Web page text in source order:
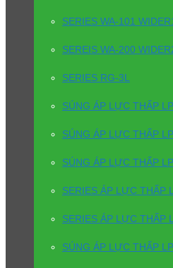
SERIES WA-101
SEREIS WA-200
SERIES RG-3L
SÚNG ÁP LỰC THẤP
SÚNG ÁP LỰC THẤP
SÚNG ÁP LỰC THẤP
SERIES ÁP LỰC THẤP
SERIES ÁP LỰC THẤP
SÚNG ÁP LỰC THẤP